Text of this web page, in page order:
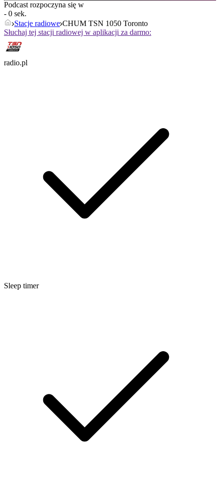
Podcast rozpoczyna się w
- 0 sek.
Stacje radiowe CHUM TSN 1050 Toronto
Słuchaj tej stacji radiowej w aplikacji za darmo:
radio.pl
Sleep timer